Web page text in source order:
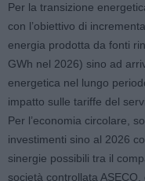
Per la transizione
con l’obiettivo di
energia prodotta da fonti
GWh nel 2026) sino ad
energetica nel lungo
impatto sulle tariffe del
Per l’economia circolare,
investimenti sino al 2026
sinergie possibili tra il
società controllata